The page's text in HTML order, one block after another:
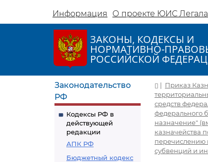
Информация О проекте ЮИС
ЗАКОНЫ, КОДЕКСЫ И
НОРМАТИВНО-
РОССИЙСКОЙ
Законодательство
РФ
Кодексы РФ в
действующей
редакции
АПК РФ
Бюджетный кодекс
| Приказ
средств
федерального
назначение"
казначейства
перечислению
субвенций и